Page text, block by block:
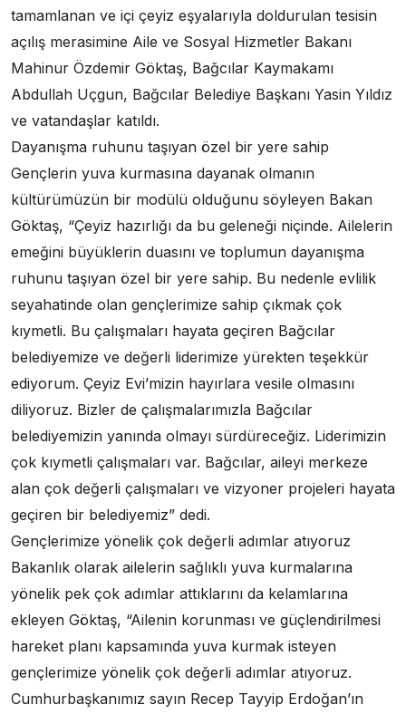
tamamlanan ve içi çeyiz eşyalarıyla doldurulan tesisin
açılış merasimine Aile ve Sosyal Hizmetler Bakanı
Mahinur Özdemir Göktaş, Bağcılar Kaymakamı
Abdullah Uçgun, Bağcılar Belediye Başkanı Yasin Yıldız
ve vatandaşlar katıldı.
Dayanışma ruhunu taşıyan özel bir yere sahip
Gençlerin yuva kurmasına dayanak olmanın
kültürümüzün bir modülü olduğunu söyleyen Bakan
Göktaş, “Çeyiz hazırlığı da bu geleneği niçinde. Ailelerin
emeğini büyüklerin duasını ve toplumun dayanışma
ruhunu taşıyan özel bir yere sahip. Bu nedenle evlilik
seyahatinde olan gençlerimize sahip çıkmak çok
kıymetli. Bu çalışmaları hayata geçiren Bağcılar
belediyemize ve değerli liderimize yürekten teşekkür
ediyorum. Çeyiz Evi’mizin hayırlara vesile olmasını
diliyoruz. Bizler de çalışmalarımızla Bağcılar
belediyemizin yanında olmayı sürdüreceğiz. Liderimizin
çok kıymetli çalışmaları var. Bağcılar, aileyi merkeze
alan çok değerli çalışmaları ve vizyoner projeleri hayata
geçiren bir belediyemiz” dedi.
Gençlerimize yönelik çok değerli adımlar atıyoruz
Bakanlık olarak ailelerin sağlıklı yuva kurmalarına
yönelik pek çok adımlar attıklarını da kelamlarına
ekleyen Göktaş, “Ailenin korunması ve güçlendirilmesi
hareket planı kapsamında yuva kurmak isteyen
gençlerimize yönelik çok değerli adımlar atıyoruz.
Cumhurbaşkanımız sayın Recep Tayyip Erdoğan’ın